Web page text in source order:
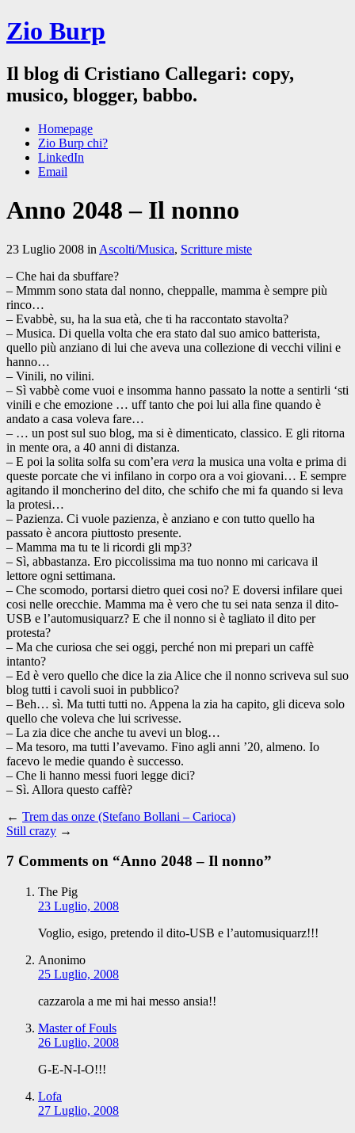
Zio Burp
Il blog di Cristiano Callegari: copy,
musico, blogger, babbo.
Homepage
Zio Burp chi?
LinkedIn
Email
Anno 2048 – Il nonno
23 Luglio 2008 in Ascolti/Musica, Scritture miste
– Che hai da sbuffare?
– Mmmm sono stata dal nonno, cheppalle, mamma è sempre più
rinco…
– Evabbè, su, ha la sua età, che ti ha raccontato stavolta?
– Musica. Di quella volta che era stato dal suo amico batterista,
quello più anziano di lui che aveva una collezione di vecchi vilini e
hanno…
– Vinili, no vilini.
– Sì vabbè come vuoi e insomma hanno passato la notte a sentirli ‘sti
vinili e che emozione … uff tanto che poi lui alla fine quando è
andato a casa voleva fare…
– … un post sul suo blog, ma si è dimenticato, classico. E gli ritorna
in mente ora, a 40 anni di distanza.
– E poi la solita solfa su com’era vera la musica una volta e prima di
queste porcate che vi infilano in corpo ora a voi giovani… E sempre
agitando il moncherino del dito, che schifo che mi fa quando si leva
la protesi…
– Pazienza. Ci vuole pazienza, è anziano e con tutto quello ha
passato è ancora piuttosto presente.
– Mamma ma tu te li ricordi gli mp3?
– Sì, abbastanza. Ero piccolissima ma tuo nonno mi caricava il
lettore ogni settimana.
– Che scomodo, portarsi dietro quei cosi no? E doversi infilare quei
cosi nelle orecchie. Mamma ma è vero che tu sei nata senza il dito-
USB e l’automusiquarz? E che il nonno si è tagliato il dito per
protesta?
– Ma che curiosa che sei oggi, perché non mi prepari un caffè
intanto?
– Ed è vero quello che dice la zia Alice che il nonno scriveva sul suo
blog tutti i cavoli suoi in pubblico?
– Beh… sì. Ma tutti tutti no. Appena la zia ha capito, gli diceva solo
quello che voleva che lui scrivesse.
– La zia dice che anche tu avevi un blog…
– Ma tesoro, ma tutti l’avevamo. Fino agli anni ’20, almeno. Io
facevo le medie quando è successo.
– Che li hanno messi fuori legge dici?
– Sì. Allora questo caffè?
← Trem das onze (Stefano Bollani – Carioca)
Still crazy →
7 Comments on “Anno 2048 – Il nonno”
The Pig
23 Luglio, 2008
Voglio, esigo, pretendo il dito-USB e l’automusiquarz!!!
Anonimo
25 Luglio, 2008
cazzarola a me mi hai messo ansia!!
Master of Fouls
26 Luglio, 2008
G-E-N-I-O!!!
Lofa
27 Luglio, 2008